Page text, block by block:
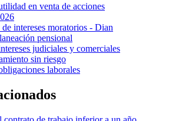
en venta de acciones
intereses moratorios - Dian
pensional
judiciales y comerciales
sin riesgo
laborales